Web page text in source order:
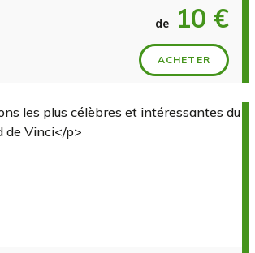
de 10 €
ACHETER